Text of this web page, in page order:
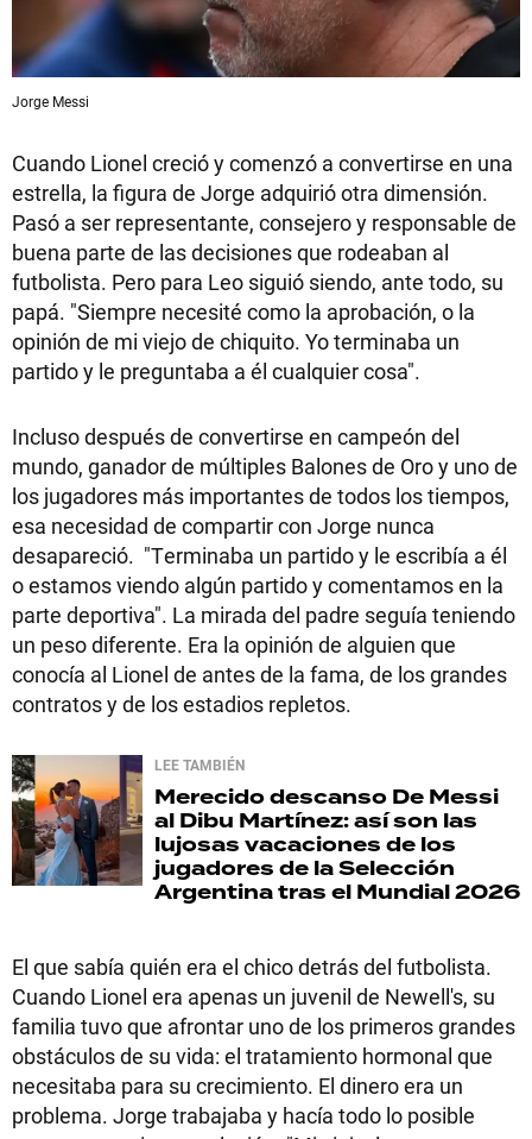
Jorge Messi
Cuando Lionel creció y comenzó a convertirse en una
estrella, la figura de Jorge adquirió otra dimensión.
Pasó a ser representante, consejero y responsable de
buena parte de las decisiones que rodeaban al
futbolista. Pero para Leo siguió siendo, ante todo, su
papá. "Siempre necesité como la aprobación, o la
opinión de mi viejo de chiquito. Yo terminaba un
partido y le preguntaba a él cualquier cosa".
Incluso después de convertirse en campeón del
mundo, ganador de múltiples Balones de Oro y uno de
los jugadores más importantes de todos los tiempos,
esa necesidad de compartir con Jorge nunca
desapareció. "Terminaba un partido y le escribía a él
o estamos viendo algún partido y comentamos en la
parte deportiva". La mirada del padre seguía teniendo
un peso diferente. Era la opinión de alguien que
conocía al Lionel de antes de la fama, de los grandes
contratos y de los estadios repletos.
LEE TAMBIÉN
Merecido descanso De Messi
al Dibu Martínez: así son las
lujosas vacaciones de los
jugadores de la Selección
Argentina tras el Mundial 2026
El que sabía quién era el chico detrás del futbolista.
Cuando Lionel era apenas un juvenil de Newell's, su
familia tuvo que afrontar uno de los primeros grandes
obstáculos de su vida: el tratamiento hormonal que
necesitaba para su crecimiento. El dinero era un
problema. Jorge trabajaba y hacía todo lo posible